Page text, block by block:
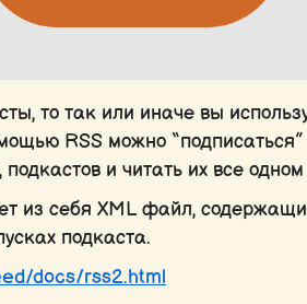
то так или иначе вы
RSS можно
подкастов и читать их все
из себя XML файл,
подкаста.
docs/rss2.html